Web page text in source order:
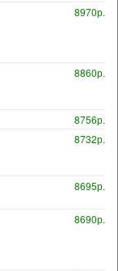
8970р.
8860р.
8756р.
8732р.
8695р.
8690р.